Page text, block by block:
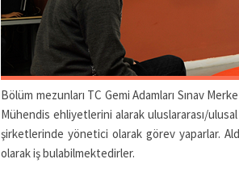
Bölüm mezunları TC Gemi Adamları Sınav
Mühendis ehliyetlerini alarak uluslararası/
şirketlerinde yönetici olarak görev yaparlar.
olarak iş bulabilmektedirler.